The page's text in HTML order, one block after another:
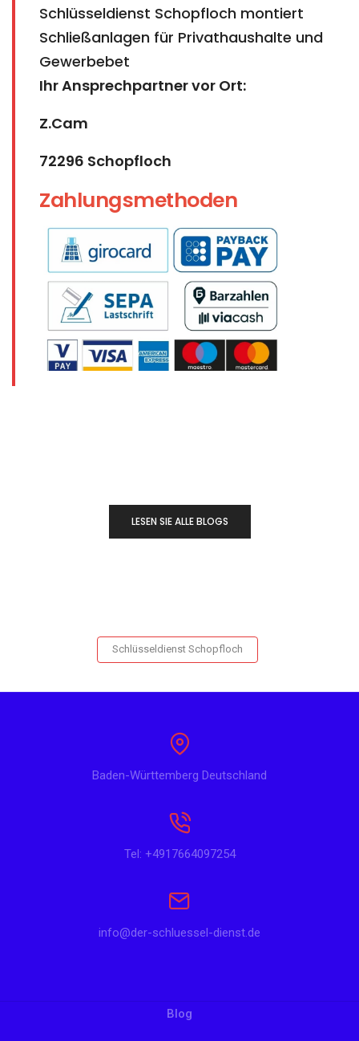
Schlüsseldienst Schopfloch montiert
Schließanlagen für Privathaushalte und
Gewerbebet
Ihr Ansprechpartner vor Ort:
Z.Cam
72296 Schopfloch
Zahlungsmethoden
LESEN SIE ALLE BLOGS
Schlüsseldienst Schopfloch
Baden-Württemberg Deutschland
Tel: +4917664097254
info@der-schluessel-dienst.de
Blog